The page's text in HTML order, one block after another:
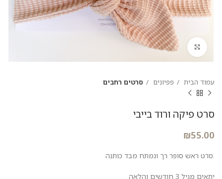
להגדלת התמונה
עמוד הבית פפיונים סרטים רחבים
סרט פיקה ורוד בייבי
₪55.00
.סרט ראש סופר רך ונמתח מבד כותנה
יתאים מגיל 3 חודשים והלאה